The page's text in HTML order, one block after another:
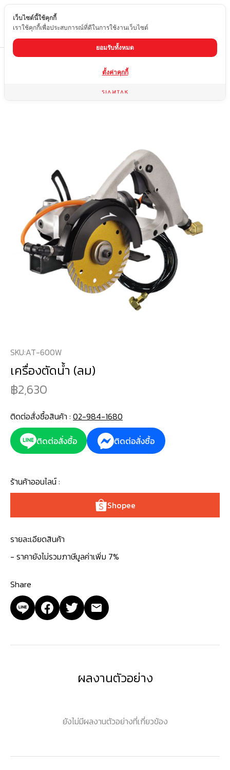
TH
เครื่องมืออื่นๆ
SKU:AT-600W
เครื่องตัดน้ำ (ลม)
2,630
ติดต่อสั่งซื้อสินค้า : 02-984-1680
ติดต่อสั่งซื้อ
ติดต่อสั่งซื้อ
ร้านค้าออนไลน์ :
Shopee
รายละเอียดสินค้า
- ราคายังไม่รวมภาษีมูลค่าเพิ่ม 7%
Share
ผลงานตัวอย่าง
ยังไม่มีผลงานตัวอย่างที่เกี่ยวข้อง
เว็บไซต์นี้ใช้คุกกี้
เราใช้คุกกี้เพื่อประสบการณ์ที่ดีในการใช้งานเว็บไซต์
ยอมรับทั้งหมด
ตั้งค่าคุกกี้